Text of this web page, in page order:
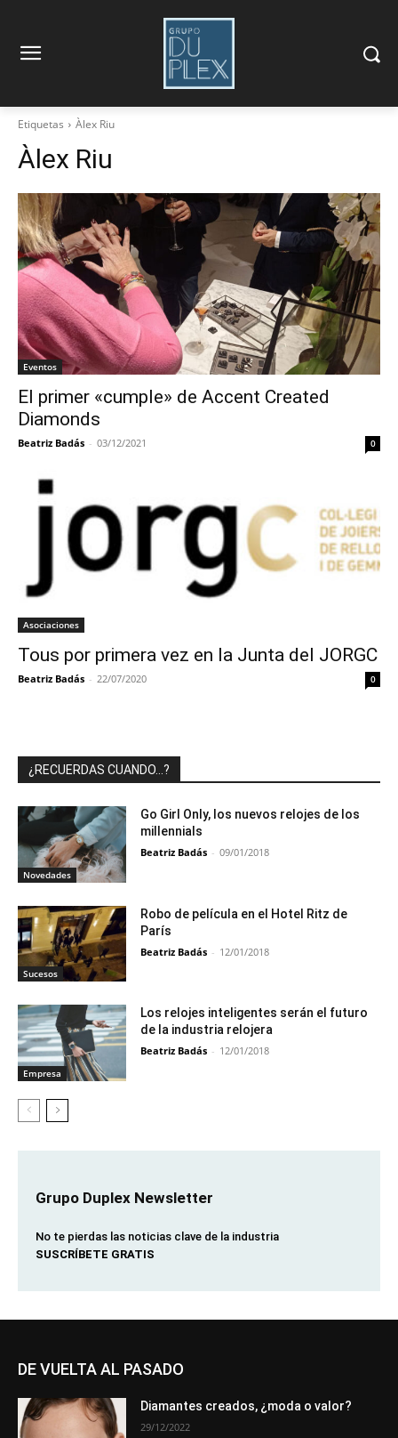
Etiquetas Àlex Riu
Àlex Riu
Eventos
El primer «cumple» de Accent Created
Diamonds
Beatriz Badás - 03/12/2021 0
Asociaciones
Tous por primera vez en la Junta del JORGC
Beatriz Badás - 22/07/2020 0
¿RECUERDAS CUANDO…?
Novedades
Go Girl Only, los nuevos relojes de los
millennials
Beatriz Badás - 09/01/2018
Sucesos
Robo de película en el Hotel Ritz de
París
Beatriz Badás - 12/01/2018
Empresa
Los relojes inteligentes serán el futuro
de la industria relojera
Beatriz Badás - 12/01/2018
Grupo Duplex Newsletter
No te pierdas las noticias clave de la industria
SUSCRÍBETE GRATIS
DE VUELTA AL PASADO
Diamantes creados, ¿moda o valor?
29/12/2022